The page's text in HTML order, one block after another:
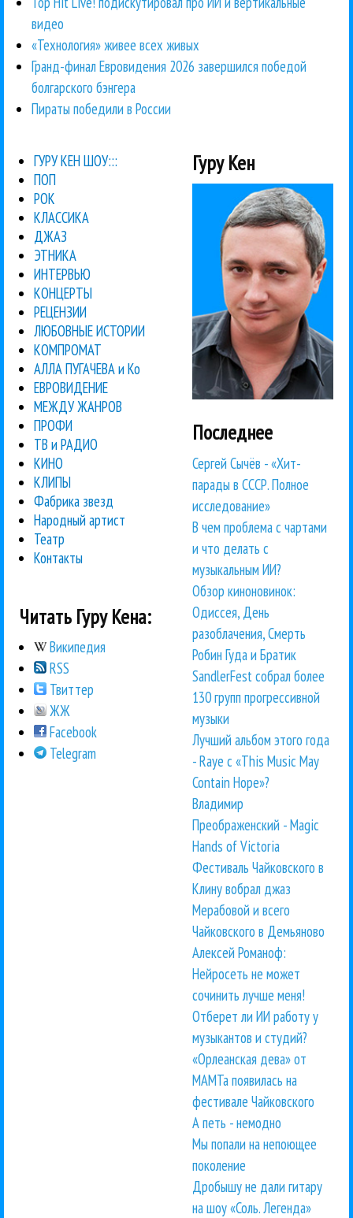
видео
«Технология» живее всех живых
Гранд-финал Евровидения 2026 завершился победой
болгарского бэнгера
Пираты победили в России
ГУРУ КЕН ШОУ:::
ПОП
РОК
КЛАССИКА
ДЖАЗ
ЭТНИКА
ИНТЕРВЬЮ
КОНЦЕРТЫ
РЕЦЕНЗИИ
ЛЮБОВНЫЕ ИСТОРИИ
КОМПРОМАТ
АЛЛА ПУГАЧЕВА и Ко
ЕВРОВИДЕНИЕ
МЕЖДУ ЖАНРОВ
ПРОФИ
ТВ и РАДИО
КИНО
КЛИПЫ
Фабрика звезд
Народный артист
Театр
Контакты
Читать Гуру Кена:
Википедия
RSS
Твиттер
ЖЖ
Facebook
Telegram
Гуру Кен
Последнее
Сергей Сычёв - «Хит-
парады в СССР. Полное
исследование»
В чем проблема с чартами
и что делать с
музыкальным ИИ?
Обзор киноновинок:
Одиссея, День
разоблачения, Смерть
Робин Гуда и Братик
SandlerFest собрал более
130 групп прогрессивной
музыки
Лучший альбом этого года
- Raye с «This Music May
Contain Hope»?
Владимир
Преображенский - Magic
Hands of Victoria
Фестиваль Чайковского в
Клину вобрал джаз
Мерабовой и всего
Чайковского в Демьяново
Алексей Романоф:
Нейросеть не может
сочинить лучше меня!
Отберет ли ИИ работу у
музыкантов и студий?
«Орлеанская дева» от
МАМТа появилась на
фестивале Чайковского
А петь - немодно
Мы попали на непоющее
поколение
Дробышу не дали гитару
на шоу «Соль. Легенда»